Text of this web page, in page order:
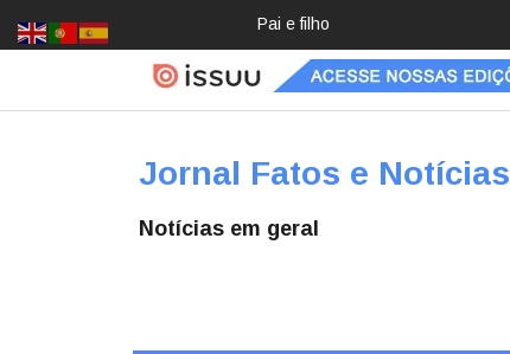
Pai e filhoCrochê,
jardinage
m, diário:
mulheres
rindo
hobbies
desacele
Jornal Fatos e Notícias
Notícias em geral